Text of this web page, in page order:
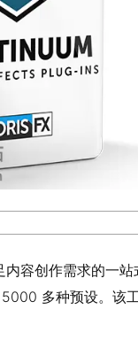
容创作需求的一
多种预设。该